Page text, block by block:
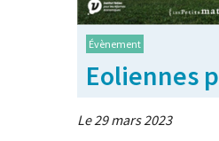
Évènement
Eoliennes
Le 29 mars 2023